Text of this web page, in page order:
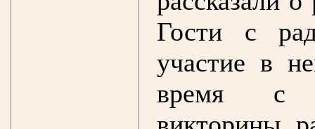
Гости с
участие в
время с